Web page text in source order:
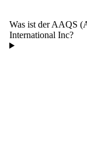
Was ist der AAQS
International Inc?